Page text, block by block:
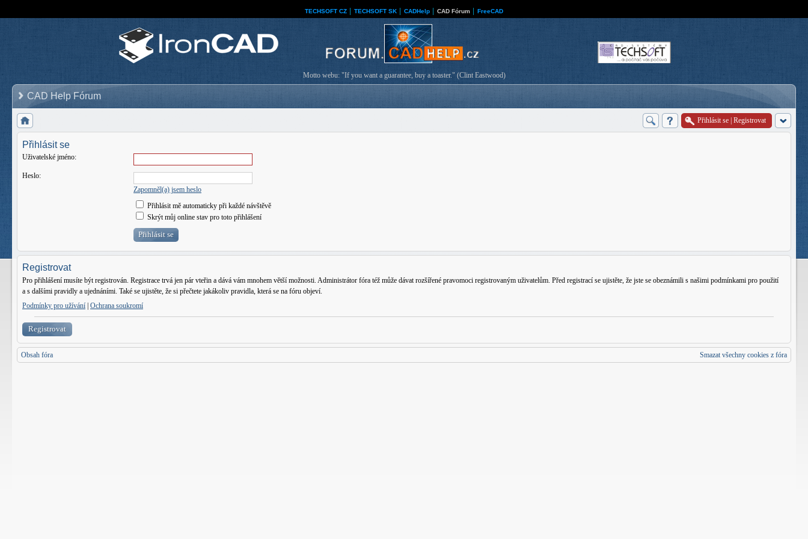
TECHSOFT CZ TECHSOFT SK CADHelp CAD Fórum FreeCAD
Motto webu: "If you want a guarantee, buy a toaster." (Clint Eastwood)
CAD Help Fórum
Přihlásit se Registrovat
Přihlásit se
Uživatelské jméno:
Heslo:
Zapomněl(a) jsem heslo
Přihlásit mě automaticky při každé návštěvě
Skrýt můj online stav pro toto přihlášení
Registrovat
Pro přihlášení musíte být registrován. Registrace trvá jen pár vteřin a dává vám mnohem větší možnosti. Administrátor fóra též může dávat rozšířené pravomoci registrovaným uživatelům. Před registrací se ujistěte, že jste se obeznámili s našimi podmínkami pro použití
a s dalšími pravidly a ujednáními. Také se ujistěte, že si přečtete jakákoliv pravidla, která se na fóru objeví.
Podmínky pro užívání Ochrana soukromí
Registrovat
Obsah fóra Smazat všechny cookies z fóra